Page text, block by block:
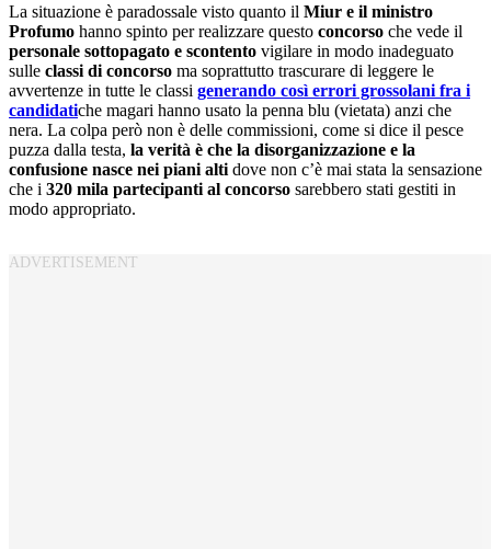
La situazione è paradossale visto quanto il Miur e il ministro
Profumo hanno spinto per realizzare questo concorso che vede il
personale sottopagato e scontento vigilare in modo inadeguato
sulle classi di concorso ma soprattutto trascurare di leggere le
avvertenze in tutte le classi generando così errori grossolani fra i
candidatiche magari hanno usato la penna blu (vietata) anzi che
nera. La colpa però non è delle commissioni, come si dice il pesce
puzza dalla testa, la verità è che la disorganizzazione e la
confusione nasce nei piani alti dove non c’è mai stata la sensazione
che i 320 mila partecipanti al concorso sarebbero stati gestiti in
modo appropriato.